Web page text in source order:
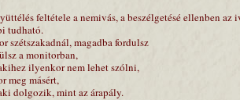
feltétele a nemivás, a beszélgetésé ellenben az
tudható.
szétszakadnál, magadba fordulsz
a monitorban,
ilyenkor nem lehet szólni,
meg másért,
dolgozik, mint az árapály.